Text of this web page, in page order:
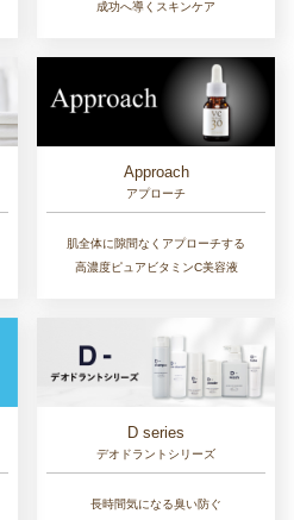
成功へ導くスキンケア
Approach
アプローチ
肌全体に隙間なくアプローチする
高濃度ピュアビタミンC美容液
D series
デオドラントシリーズ
長時間気になる臭い防ぐ